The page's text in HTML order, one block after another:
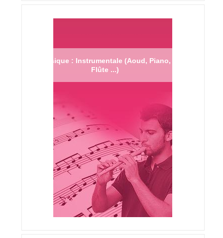
Musique : Instrumentale (Aoud, Piano,
Flûte ...)